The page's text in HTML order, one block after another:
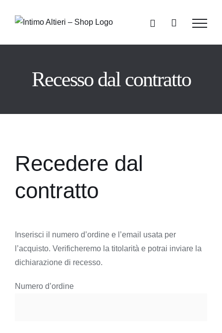
Recesso dal contratto
Recedere dal
contratto
Inserisci il numero d’ordine e l’email usata per
l’acquisto. Verificheremo la titolarità e potrai inviare la
dichiarazione di recesso.
Numero d’ordine